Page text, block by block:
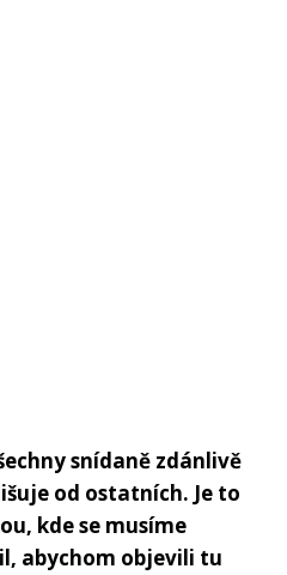
snídaně zdánlivě
od ostatních. Je to
kde se musíme
abychom objevili tu